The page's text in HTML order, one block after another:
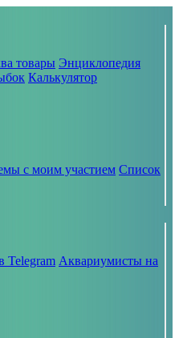
товары Энциклопедия
Калькулятор
с моим участием Список
Telegram Аквариумисты на